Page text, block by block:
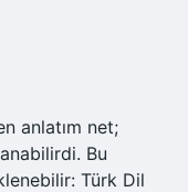
anlatım net;
Bu
Türk Dil